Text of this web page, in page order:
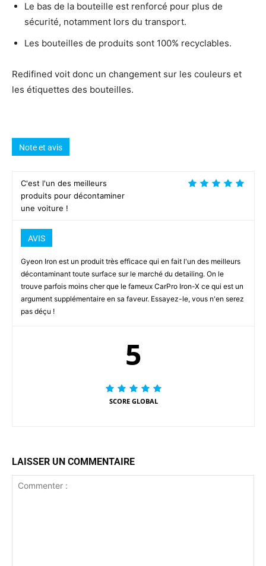
Le bas de la bouteille est renforcé pour plus de
sécurité, notamment lors du transport.
Les bouteilles de produits sont 100% recyclables.
Redifined voit donc un changement sur les couleurs et
les étiquettes des bouteilles.
Note et avis
C'est l'un des meilleurs
produits pour décontaminer
une voiture !
AVIS
Gyeon Iron est un produit très efficace qui en fait l'un des meilleurs
décontaminant toute surface sur le marché du detailing. On le
trouve parfois moins cher que le fameux CarPro Iron-X ce qui est un
argument supplémentaire en sa faveur. Essayez-le, vous n'en serez
pas déçu !
5
SCORE GLOBAL
LAISSER UN COMMENTAIRE